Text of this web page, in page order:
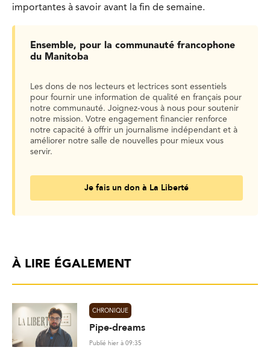
importantes à savoir avant la fin de semaine.
Ensemble, pour la communauté francophone
du Manitoba
Les dons de nos lecteurs et lectrices sont essentiels
pour fournir une information de qualité en français pour
notre communauté. Joignez-vous à nous pour soutenir
notre mission. Votre engagement financier renforce
notre capacité à offrir un journalisme indépendant et à
améliorer notre salle de nouvelles pour mieux vous
servir.
Je fais un don à La Liberté
À LIRE ÉGALEMENT
CHRONIQUE
Pipe-dreams
Publié hier à 09:35